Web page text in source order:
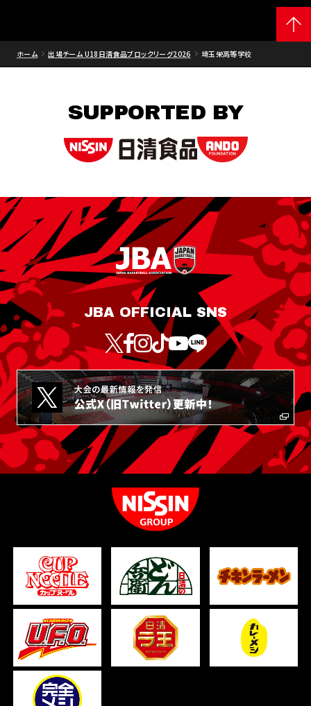
ホーム 出場チーム U18日清食品ブロックリーグ2026 埼玉栄高等学校
SUPPORTED BY
JBA OFFICIAL SNS